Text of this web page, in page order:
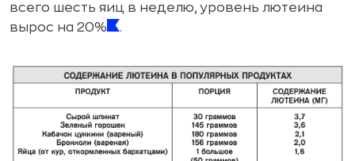
всего шесть яиц в неделю, уровень лютеина
вырос на 20%
.